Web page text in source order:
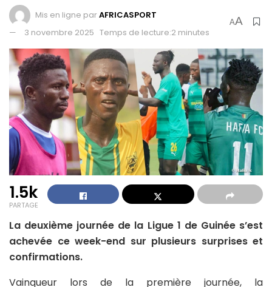
Mis en ligne parAFRICASPORT
3 novembre 2025 Temps de lecture:2 minutes
AA
1.5k
PARTAGE
La deuxième journée de la Ligue 1 de Guinée s’est
achevée ce week-end sur plusieurs surprises et
confirmations.
Vainqueur lors de la première journée, la